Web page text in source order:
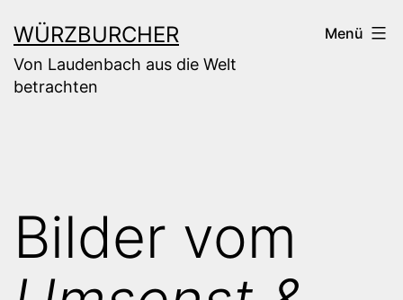
Inhalt
springen
WÜRZBURCHER
Von Laudenbach aus die Welt
betrachten
Menü
Bilder vom